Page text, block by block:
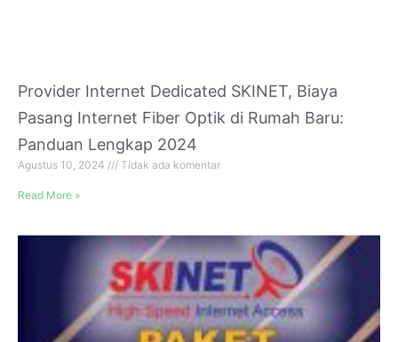
Provider Internet Dedicated SKINET, Biaya
Pasang Internet Fiber Optik di Rumah Baru:
Panduan Lengkap 2024
Agustus 10, 2024 Tidak ada komentar
Read More »